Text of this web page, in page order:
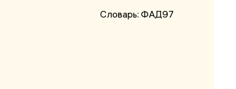
Словарь: ФАД97